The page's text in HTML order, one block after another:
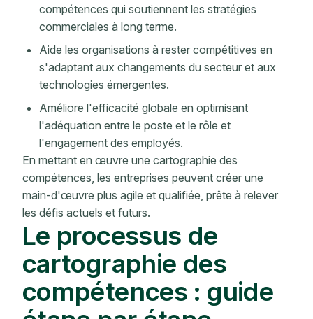
compétences qui soutiennent les stratégies
commerciales à long terme.
Aide les organisations à rester compétitives en
s'adaptant aux changements du secteur et aux
technologies émergentes.
Améliore l'efficacité globale en optimisant
l'adéquation entre le poste et le rôle et
l'engagement des employés.
En mettant en œuvre une cartographie des
compétences, les entreprises peuvent créer une
main-d'œuvre plus agile et qualifiée, prête à relever
les défis actuels et futurs.
Le processus de
cartographie des
compétences : guide